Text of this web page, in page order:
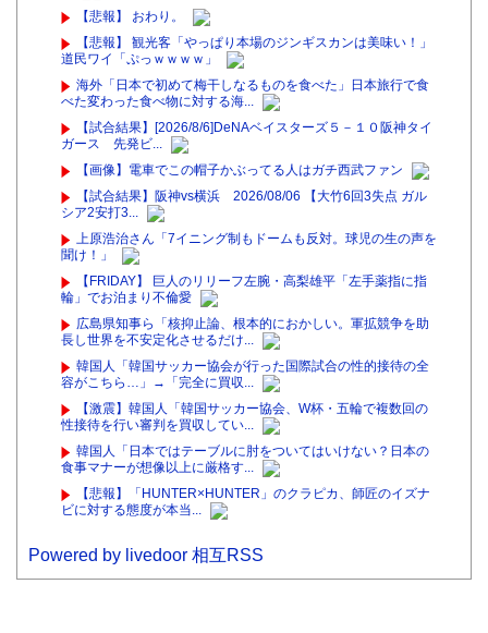
【悲報】 おわり。
【悲報】 観光客「やっぱり本場のジンギスカンは美味い！」
道民ワイ「ぷっｗｗｗｗ」
海外「日本で初めて梅干しなるものを食べた」日本旅行で食
べた変わった食べ物に対する海...
【試合結果】[2026/8/6]DeNAベイスターズ５－１０阪神タイ
ガース 先発ビ...
【画像】電車でこの帽子かぶってる人はガチ西武ファン
【試合結果】阪神vs横浜 2026/08/06 【大竹6回3失点 ガル
シア2安打3...
上原浩治さん「7イニング制もドームも反対。球児の生の声を
聞け！」
【FRIDAY】 巨人のリリーフ左腕・高梨雄平「左手薬指に指
輪」でお泊まり不倫愛
広島県知事ら「核抑止論、根本的におかしい。軍拡競争を助
長し世界を不安定化させるだけ...
韓国人「韓国サッカー協会が行った国際試合の性的接待の全
容がこちら…」→「完全に買収...
【激震】韓国人「韓国サッカー協会、W杯・五輪で複数回の
性接待を行い審判を買収してい...
韓国人「日本ではテーブルに肘をついてはいけない？日本の
食事マナーが想像以上に厳格す...
【悲報】「HUNTER×HUNTER」のクラピカ、師匠のイズナ
ビに対する態度が本当...
Powered by livedoor 相互RSS